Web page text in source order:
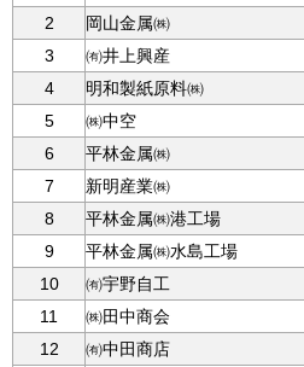
2
岡山金属㈱
3
㈲井上興産
4
明和製紙原料㈱
5
㈱中空
6
平林金属㈱
7
新明産業㈱
8
平林金属㈱港工場
9
平林金属㈱水島工場
10
㈲宇野自工
11
㈱田中商会
12
㈲中田商店